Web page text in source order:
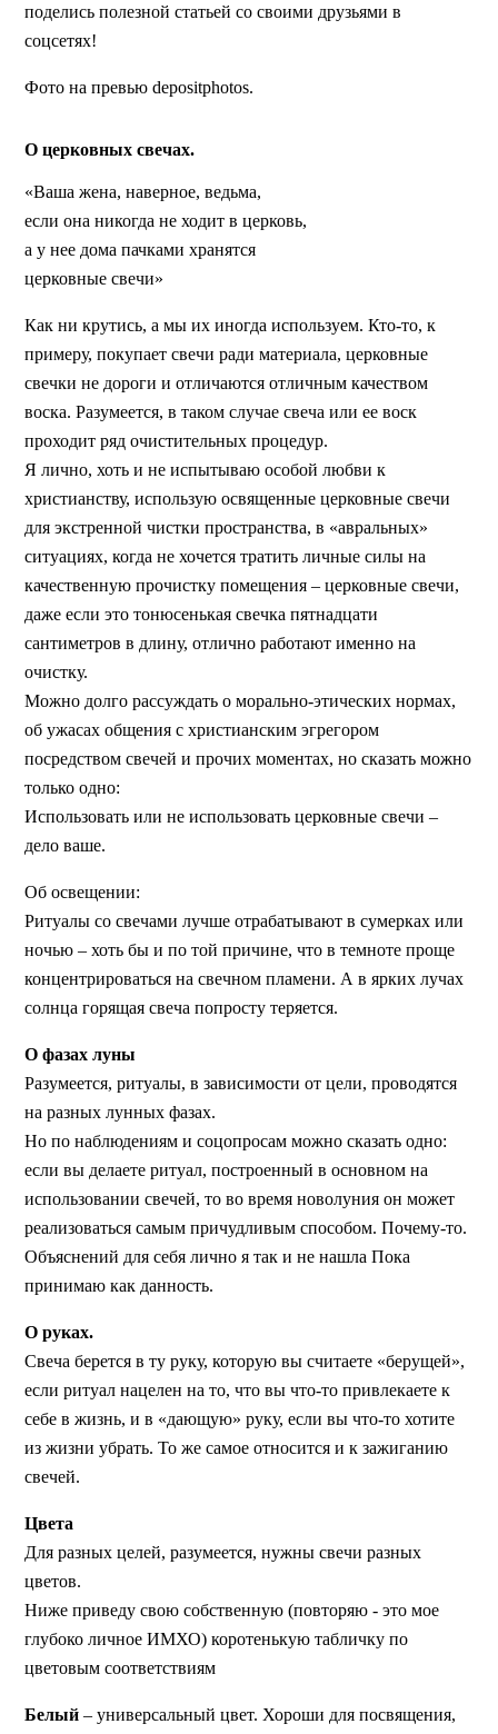
поделись полезной статьей со своими друзьями в
соцсетях!
Фото на превью depositphotos.
О церковных свечах.
«Ваша жена, наверное, ведьма,
если она никогда не ходит в церковь,
а у нее дома пачками хранятся
церковные свечи»
Как ни крутись, а мы их иногда используем. Кто-то, к
примеру, покупает свечи ради материала, церковные
свечки не дороги и отличаются отличным качеством
воска. Разумеется, в таком случае свеча или ее воск
проходит ряд очистительных процедур.
Я лично, хоть и не испытываю особой любви к
христианству, использую освященные церковные свечи
для экстренной чистки пространства, в «авральных»
ситуациях, когда не хочется тратить личные силы на
качественную прочистку помещения – церковные свечи,
даже если это тонюсенькая свечка пятнадцати
сантиметров в длину, отлично работают именно на
очистку.
Можно долго рассуждать о морально-этических нормах,
об ужасах общения с христианским эгрегором
посредством свечей и прочих моментах, но сказать можно
только одно:
Использовать или не использовать церковные свечи –
дело ваше.
Об освещении:
Ритуалы со свечами лучше отрабатывают в сумерках или
ночью – хоть бы и по той причине, что в темноте проще
концентрироваться на свечном пламени. А в ярких лучах
солнца горящая свеча попросту теряется.
О фазах луны
Разумеется, ритуалы, в зависимости от цели, проводятся
на разных лунных фазах.
Но по наблюдениям и соцопросам можно сказать одно:
если вы делаете ритуал, построенный в основном на
использовании свечей, то во время новолуния он может
реализоваться самым причудливым способом. Почему-то.
Объяснений для себя лично я так и не нашла Пока
принимаю как данность.
О руках.
Свеча берется в ту руку, которую вы считаете «берущей»,
если ритуал нацелен на то, что вы что-то привлекаете к
себе в жизнь, и в «дающую» руку, если вы что-то хотите
из жизни убрать. То же самое относится и к зажиганию
свечей.
Цвета
Для разных целей, разумеется, нужны свечи разных
цветов.
Ниже приведу свою собственную (повторяю - это мое
глубоко личное ИМХО) коротенькую табличку по
цветовым соответствиям
Белый – универсальный цвет. Хороши для посвящения,